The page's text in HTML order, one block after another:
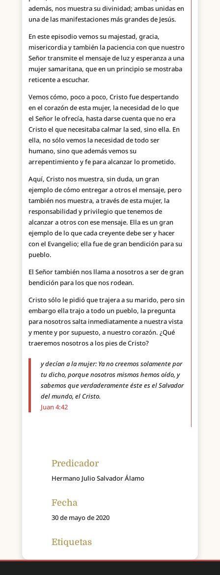
además, nos muestra su divinidad; ambas unidas en
una de las manifestaciones más grandes de Jesús.
En este episodio vemos su majestad, gracia,
misericordia y también la paciencia con que nuestro
Señor transmite el mensaje de luz y esperanza a una
mujer samaritana, que en un principio se mostraba
reticente a escuchar.
Vemos cómo, poco a poco, Cristo fue despertando
en el corazón de esta mujer, la necesidad de lo que
el Señor le ofrecía, hasta darse cuenta que no era
Cristo el que necesitaba calmar la sed, sino ella. En
ella, no sólo vemos la necesidad de todo ser
humano, sino que además vemos su
arrepentimiento y fe para alcanzar lo prometido.
Aquí, Cristo nos muestra, sin duda, un gran
ejemplo de cómo entregar a otros el mensaje, pero
también nos muestra, a través de esta mujer, la
responsabilidad y privilegio que tenemos de
alcanzar a otros con ese mensaje. Ella es un gran
ejemplo de lo que cada creyente debe ser y hacer
con el Evangelio; ella fue de gran bendición para su
pueblo.
El Señor también nos llama a nosotros a ser de gran
bendición para los que nos rodean.
Cristo sólo le pidió que trajera a su marido, pero sin
embargo ella trajo a todo un pueblo, la pregunta
para nosotros salta inmediatamente a nuestra vista
y mente y por supuesto, a nuestro corazón. ¿Qué
traeremos nosotros a los pies de Cristo?
y decían a la mujer: Ya no creemos solamente por
tu dicho, porque nosotros mismos hemos oído, y
sabemos que verdaderamente éste es el Salvador
del mundo, el Cristo.
Juan 4:42
Predicador
Hermano Julio Salvador Álamo
Fecha
30 de mayo de 2020
Etiquetas